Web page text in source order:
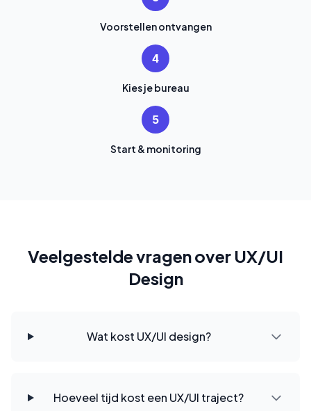
Voorstellen ontvangen
4
Kies je bureau
5
Start & monitoring
Veelgestelde vragen over UX/UI
Design
Wat kost UX/UI design?
Hoeveel tijd kost een UX/UI traject?